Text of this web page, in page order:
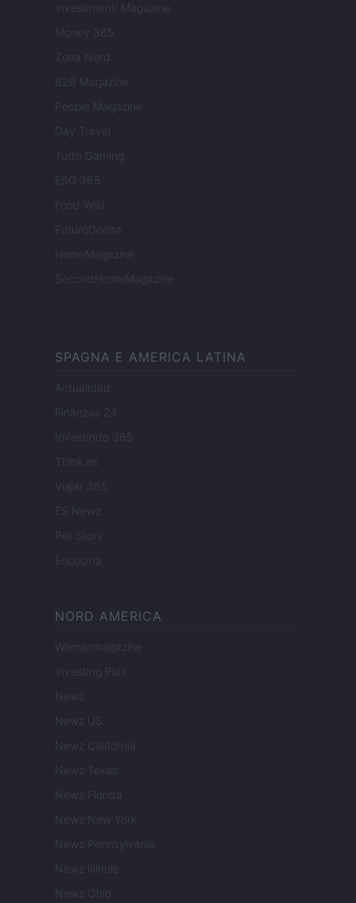
Investimenti Magazine
Money 365
Zona Nerd
B2B Magazine
People Magazine
Day Travel
Tutto Gaming
ESG 365
Food Wiki
FuturoDonna
HomeMagazine
SecondHomeMagazine
SPAGNA E AMERICA LATINA
Actualidad
Finanzas 24
Investindo 365
Think.es
Viajar 365
ES Newz
Pet Story
Encocina
NORD AMERICA
Womanmagazine
Investing Plus
Newz
Newz US
Newz California
Newz Texas
Newz Florida
Newz New York
Newz Pennsylvania
Newz Illinois
Newz Ohio